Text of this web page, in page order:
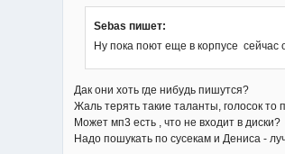
Sebas пишет:
Ну пока поют еще в корпусе сейчас
Дак они хоть где нибудь пишутся?
Жаль терять такие таланты, голосок
Может мп3 есть , что не входит в диски?
Надо пошукать по сусекам и Дениса -